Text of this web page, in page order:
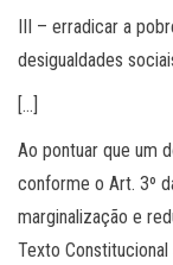
III – erradicar a
desigualdades
[…]
Ao pontuar que um
conforme o Art. 3º
marginalização e
Texto